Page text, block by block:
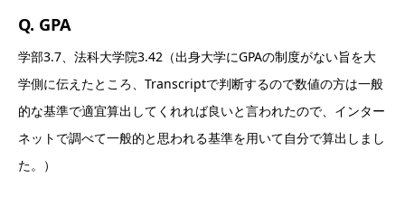
Q. GPA
学部3.7、法科大学院3.42（出身大学にGPAの制度がない旨を大
学側に伝えたところ、Transcriptで判断するので数値の方は一般
的な基準で適宜算出してくれれば良いと言われたので、インター
ネットで調べて一般的と思われる基準を用いて自分で算出しまし
た。）